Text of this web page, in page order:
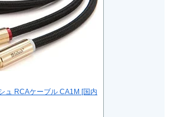
ュ RCAケーブル CA1M [国内